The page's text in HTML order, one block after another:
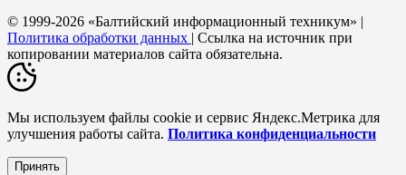
© 1999-2026 «Балтийский информационный техникум» |
Политика обработки данных | Ссылка на источник при
копировании материалов сайта обязательна.
Мы используем файлы cookie и сервис Яндекс.Метрика для
улучшения работы сайта. Политика конфиденциальности
Принять